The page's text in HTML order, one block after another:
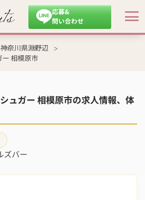
応募&
問い合わせ
神奈川県淵野辺
相模原市
ュガー 相模原市の求人情報、体
ズバー